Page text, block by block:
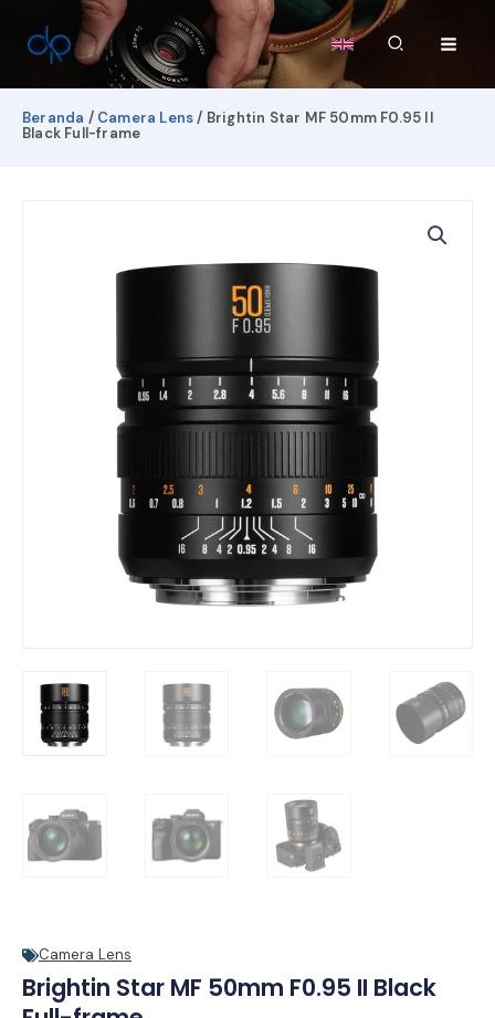
konten
Cari
Beranda / Camera Lens/ Brightin Star MF 50mm F0.95 II
Black Full-frame
Camera Lens
Brightin Star MF 50mm F0.95 II Black